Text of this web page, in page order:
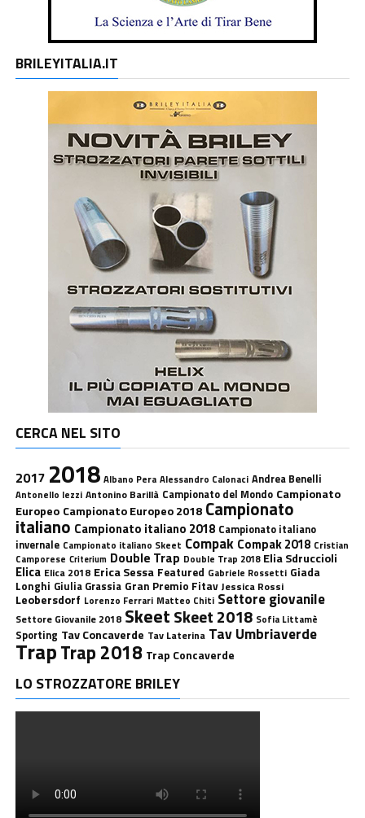
BRILEYITALIA.IT
CERCA NEL SITO
2017 2018 Albano Pera Alessandro Calonaci Andrea Benelli
Antonello Iezzi Antonino Barillà Campionato del Mondo Campionato
Europeo Campionato Europeo 2018 Campionato
italiano Campionato italiano 2018 Campionato italiano
invernale Campionato italiano Skeet Compak Compak 2018 Cristian
Camporese Criterium Double Trap Double Trap 2018 Elia Sdruccioli
Elica Elica 2018 Erica Sessa Featured Gabriele Rossetti Giada
Longhi Giulia Grassia Gran Premio Fitav Jessica Rossi
Leobersdorf Lorenzo Ferrari Matteo Chiti Settore giovanile
Settore Giovanile 2018 SkeetSkeet 2018 Sofia Littamè
Sporting Tav Concaverde Tav Laterina Tav Umbriaverde
TrapTrap 2018 Trap Concaverde
LO STROZZATORE BRILEY